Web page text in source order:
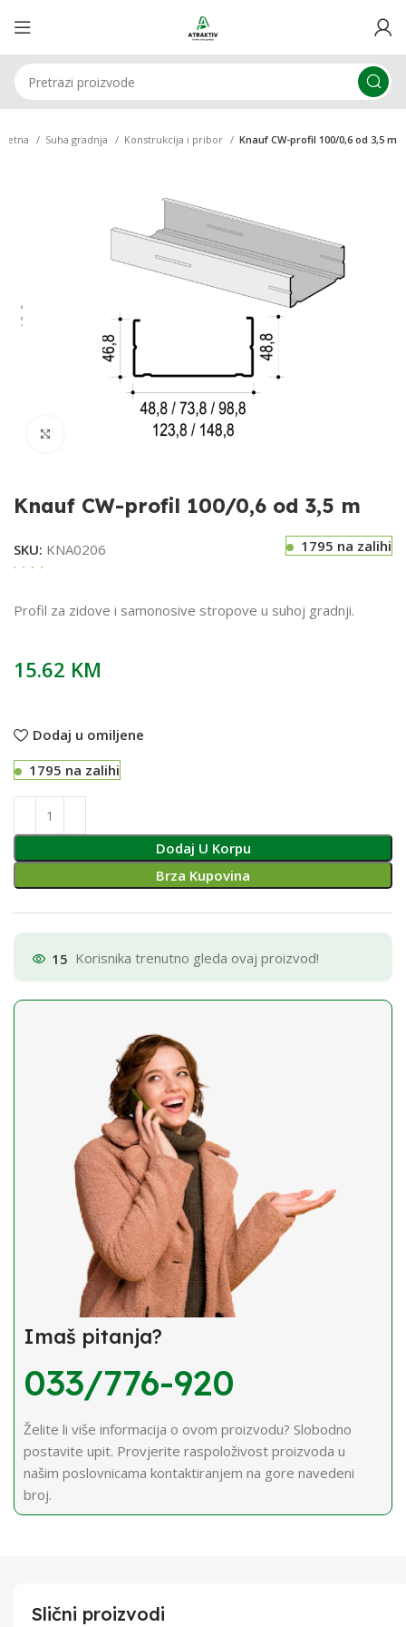
Suha gradnja Konstrukcija i pribor Knauf CW-profil 100/0,6 od 3,5 m
Klikni za uvećavanje
Knauf CW-profil 100/0,6 od 3,5 m
SKU: KNA0206 1795 na zalihi
Profil za zidove i samonosive stropove u suhoj gradnji.
15.62 KM
Dodaj u omiljene
1795 na zalihi
Dodaj U Korpu
Brza Kupovina
15 Korisnika trenutno gleda ovaj proizvod!
Imaš pitanja?
033/776-920
Želite li više informacija o ovom proizvodu? Slobodno
postavite upit. Provjerite raspoloživost proizvoda u
našim poslovnicama kontaktiranjem na gore navedeni
broj.
Slični proizvodi